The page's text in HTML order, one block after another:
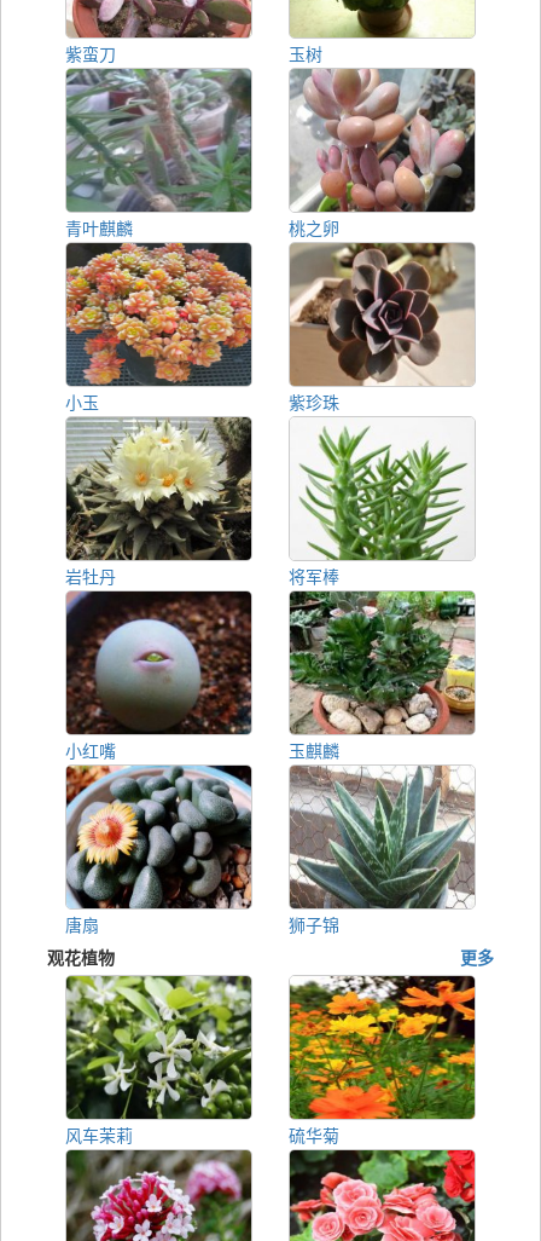
紫蛮刀 玉树
青叶麒麟 桃之卵
小玉 紫珍珠
岩牡丹 将军棒
小红嘴 玉麒麟
唐扇
狮子锦
更多
观花植物
风车茉莉 硫华菊